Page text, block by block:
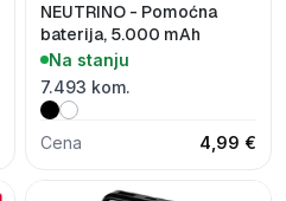
NEUTRINO - Pomoćna
baterija, 5.000 mAh
Na stanju
7.493 kom.
Cena 4,99 €